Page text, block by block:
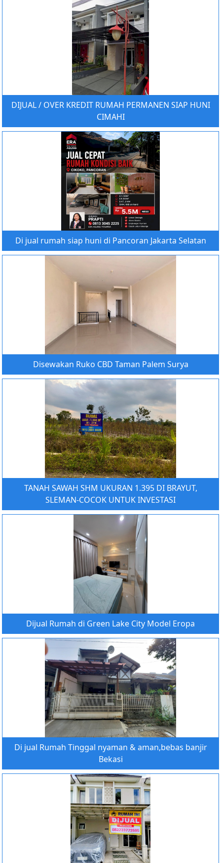
DIJUAL / OVER KREDIT RUMAH PERMANEN SIAP HUNI
CIMAHI
Di jual rumah siap huni di Pancoran Jakarta Selatan
Disewakan Ruko CBD Taman Palem Surya
TANAH SAWAH SHM UKURAN 1.395 DI BRAYUT,
SLEMAN-COCOK UNTUK INVESTASI
Dijual Rumah di Green Lake City Model Eropa
Di jual Rumah Tinggal nyaman & aman,bebas banjir
Bekasi